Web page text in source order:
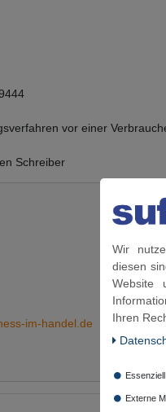
vor einer
Schreiber
im-handel.de
Wir
diesen
Website
Ihren
Essenziell
Externe